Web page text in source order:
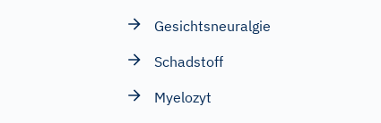
Gesichtsneuralgie
Schadstoff
Myelozyt